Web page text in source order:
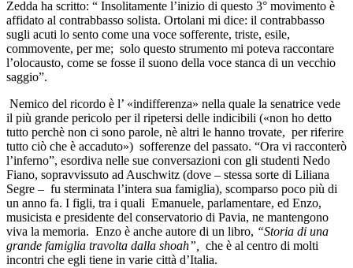
Zedda ha scritto: “ Insolitamente l’inizio di questo 3° movimento è
affidato al contrabbasso solista. Ortolani mi dice: il contrabbasso
sugli acuti lo sento come una voce sofferente, triste, esile,
commovente, per me; solo questo strumento mi poteva raccontare
l’olocausto, come se fosse il suono della voce stanca di un vecchio
saggio”.
Nemico del ricordo è l’ «indifferenza» nella quale la senatrice vede
il più grande pericolo per il ripetersi delle indicibili («non ho detto
tutto perchè non ci sono parole, nè altri le hanno trovate, per riferire
tutto ciò che è accaduto») sofferenze del passato. “Ora vi racconterò
l’inferno”, esordiva nelle sue conversazioni con gli studenti Nedo
Fiano, sopravvissuto ad Auschwitz (dove – stessa sorte di Liliana
Segre – fu sterminata l’intera sua famiglia), scomparso poco più di
un anno fa. I figli, tra i quali Emanuele, parlamentare, ed Enzo,
musicista e presidente del conservatorio di Pavia, ne mantengono
viva la memoria. Enzo è anche autore di un libro, “Storia di una
grande famiglia travolta dalla shoah”, che è al centro di molti
incontri che egli tiene in varie città d’Italia.